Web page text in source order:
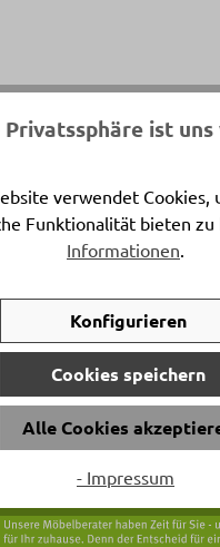
sich bei Ihrer Einrichtung
oder kommen Sie vorbei!
Sie kostenlos und
Hause oder bei Delta
Privatssphäre ist
verwendet Cookies,
Funktionalität bieten zu
Informationen.
Konfigurieren
Cookies speichern
Alle Cookies
- Impressum